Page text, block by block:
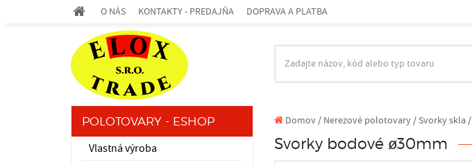
O NÁS KONTAKTY - PREDAJŇA DOPRAVA A PLATBA
POLOTOVARY - ESHOP
Vlastná výroba
Domov/ Nerezové polotovary / Svorky skla /
Svorky bodové ø30mm